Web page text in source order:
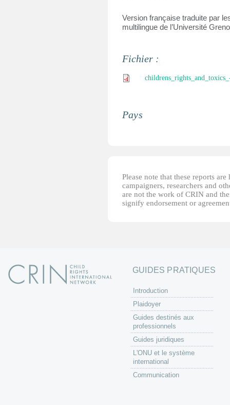
Version française traduite par
multilingue de l’Université
Fichier :
Pays
Please note that these reports
campaigners, researchers and
are not the work of CRIN and
signify endorsement or
GUIDES PRATIQUES
Introduction
Plaidoyer
Guides destinés aux
professionnels
Guides juridiques
L'ONU et le système
international
Communication